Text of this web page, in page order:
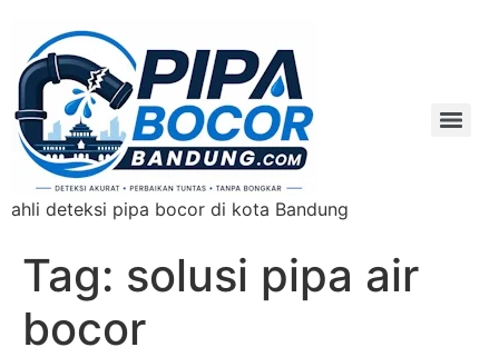
ahli deteksi pipa bocor di kota Bandung
Tag: solusi pipa air
bocor